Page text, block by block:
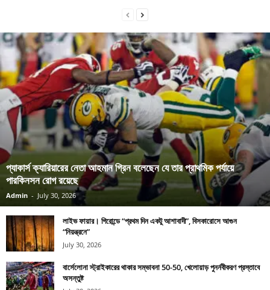
প্যাকার্স ক্যারিয়ারের নেতা আহমান গ্রিন বলেছেন যে তার প্রাথমিক পর্যায়ে
পারকিনসন রোগ রয়েছে
Admin - July 30, 2026
লাইভ ফায়ার। গিরোন্ডে “প্রথম দিন একটু আশাবাদী”, বিসকারোসে আগুন
“নিয়ন্ত্রনে”
July 30, 2026
বার্সেলোনা স্ট্রাইকারের থাকার সম্ভাবনা 50-50, খেলোয়াড় পুনর্নবীকরণ প্রস্তাবে
অসন্তুষ্ট